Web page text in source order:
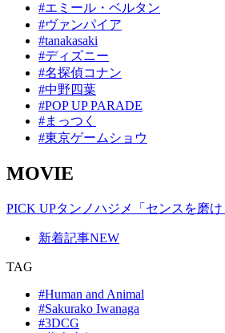
#エミール・ベルタン
#ヴァンパイア
#tanakasaki
#ディズニー
#名探偵コナン
#中野四葉
#POP UP PARADE
#まっつく
#東京ゲームショウ
MOVIE
PICK UPタンノハジメ「センスを磨
新着記事NEW
TAG
#Human and Animal
#Sakurako Iwanaga
#3DCG